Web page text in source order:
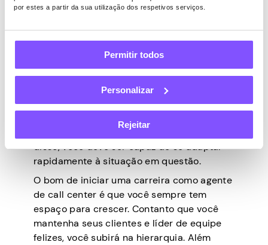
por estes a partir da sua utilização dos respetivos serviços.
Permitir todos
Personalizar
Rejeitar
acima por telefone. Naturalmente, a
empresa fornecerá treinamento e recursos
informativos. No entanto, o período de
treinamento geralmente é curto, permitindo
que você comece a atender chamadas em
Você florescerá neste trabalho se possuir
saber se comunicar e ouvir bem. Além
disso, você deve ser capaz de se adaptar
rapidamente à situação em questão.
O bom de iniciar uma carreira como agente
de call center é que você sempre tem
espaço para crescer. Contanto que você
mantenha seus clientes e líder de equipe
felizes, você subirá na hierarquia. Além